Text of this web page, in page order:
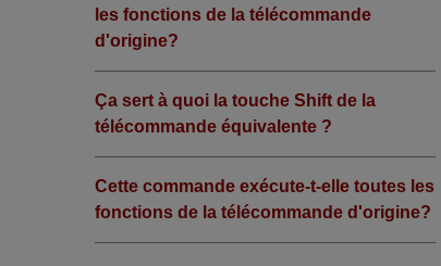
les fonctions de la télécommande
d'origine?
Ça sert à quoi la touche Shift de la
télécommande équivalente ?
Cette commande exécute-t-elle toutes les
fonctions de la télécommande d'origine?